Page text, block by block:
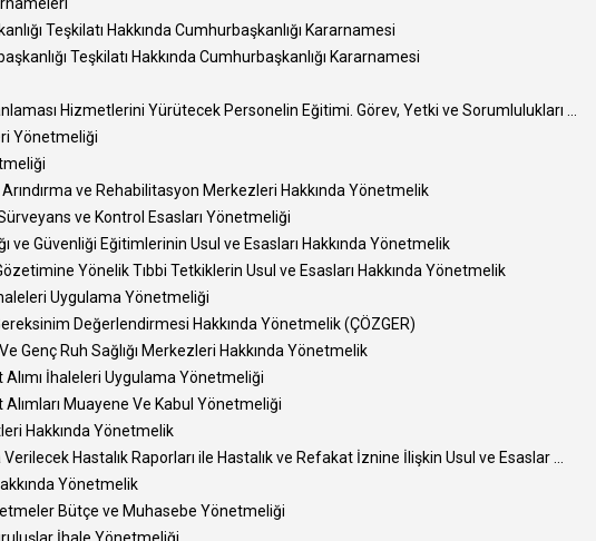
Teşkilatı Hakkında Cumhurbaşkanlığı Kararnamesi
Teşkilatı Hakkında Cumhurbaşkanlığı Kararnamesi
Hizmetlerini Yürütecek Personelin Eğitimi. Görev, Yetki ve Sorumlulukları ...
Yönetmeliği
Arındırma ve Rehabilitasyon Merkezleri Hakkında Yönetmelik
Sürveyans ve Kontrol Esasları Yönetmeliği
ve Güvenliği Eğitimlerinin Usul ve Esasları Hakkında Yönetmelik
Yönelik Tıbbi Tetkiklerin Usul ve Esasları Hakkında Yönetmelik
Uygulama Yönetmeliği
Değerlendirmesi Hakkında Yönetmelik (ÇÖZGER)
Genç Ruh Sağlığı Merkezleri Hakkında Yönetmelik
Alımı İhaleleri Uygulama Yönetmeliği
Alımları Muayene Ve Kabul Yönetmeliği
Hakkında Yönetmelik
Hastalık Raporları ile Hastalık ve Refakat İznine İlişkin Usul ve Esaslar ...
Yönetmelik
Bütçe ve Muhasebe Yönetmeliği